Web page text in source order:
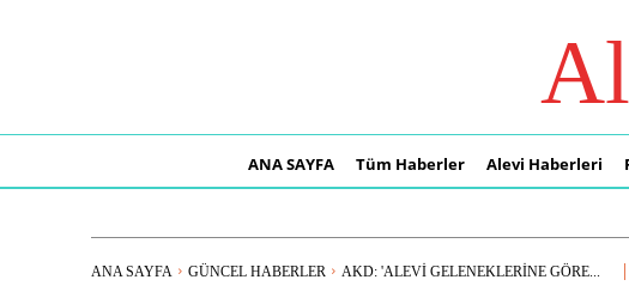
ANA SAYFA Tüm Haberler Alevi Haberleri
ANA SAYFA GÜNCEL HABERLER AKD: 'ALEVI GELENEKLERINE GÖRE...